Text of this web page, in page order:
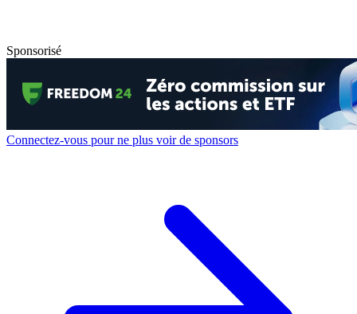
Sponsorisé
Connectez-vous pour ne plus voir de sponsors